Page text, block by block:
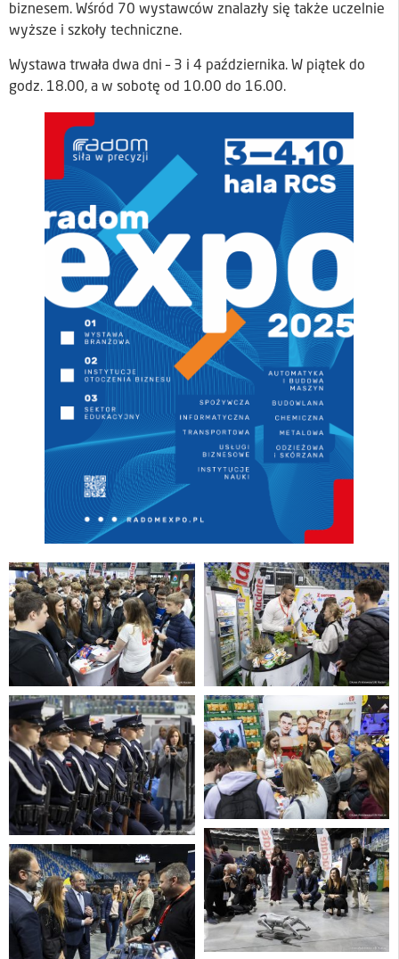
biznesem. Wśród 70 wystawców znalazły się także uczelnie
wyższe i szkoły techniczne.
Wystawa trwała dwa dni – 3 i 4 października. W piątek do
godz. 18.00, a w sobotę od 10.00 do 16.00.